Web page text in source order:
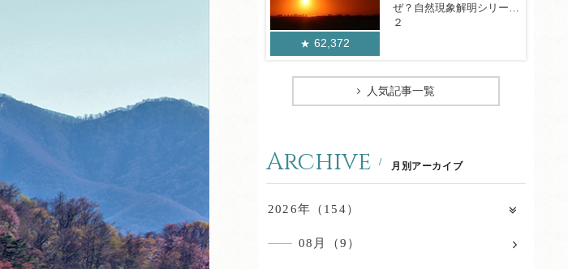
62,372
ぜ？自然現象解明シリーズ
２
人気記事一覧
Archive 月別アーカイブ
2026年（154）
08月（9）